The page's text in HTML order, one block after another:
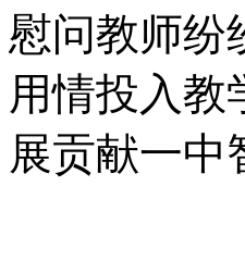
慰问教师纷
用情投入教
展贡献一中